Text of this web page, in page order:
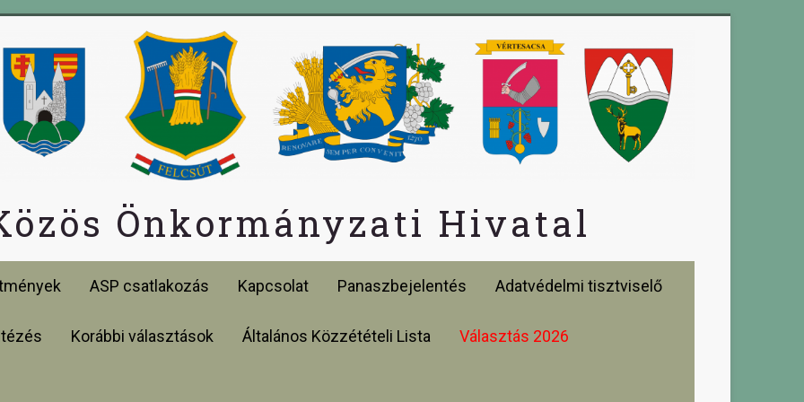
Önkormányzati Hivatal
ASP csatlakozás Kapcsolat Panaszbejelentés Adatvédelmi tisztviselő
Korábbi választások Általános Közzétételi Lista Választás 2026